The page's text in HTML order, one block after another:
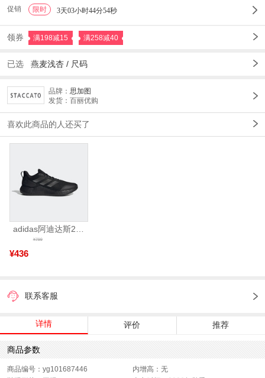
促销 限时 3天03小时44分51秒
领券 满198减15 满258减40
已选 燕麦浅杏 / 尺码
品牌： 思加图
发货：百丽优购
喜欢此商品的人还买了
¥436
¥799
联系客服
详情 评价 推荐
商品参数
商品编号：yg101687446
内增高：无